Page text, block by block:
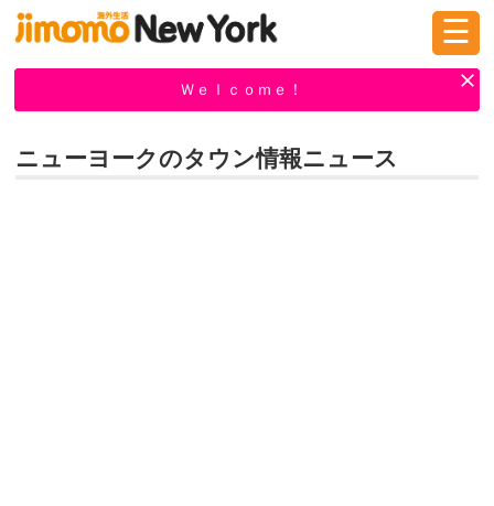
☰
Ｗｅｌｃｏｍｅ！
ニューヨークのタウン情報ニュース